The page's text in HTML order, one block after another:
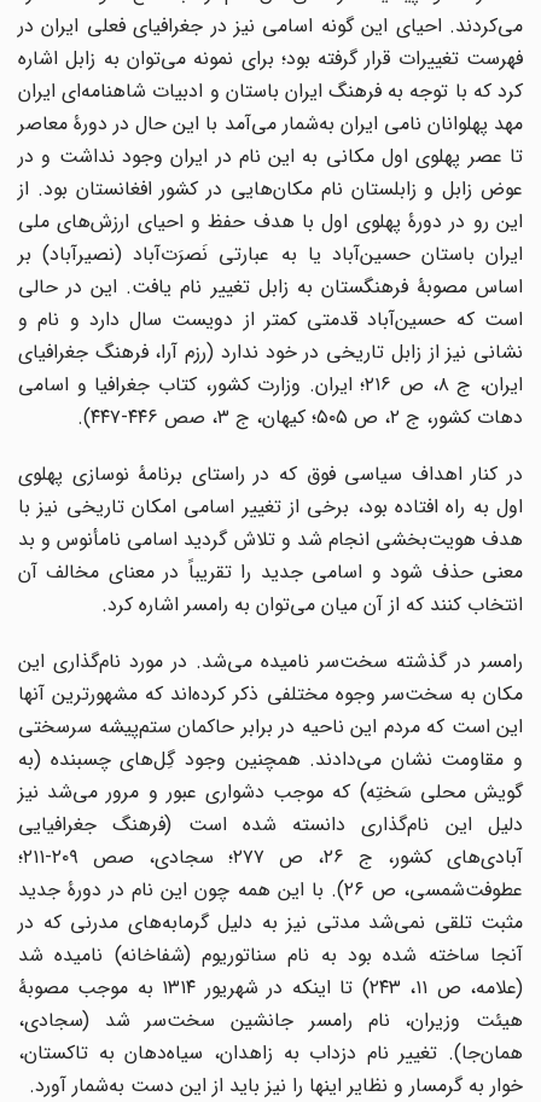
می‌کردند. احیای این گونه اسامی نیز در جغرافیای فعلی ایران در
فهرست تغییرات قرار گرفته بود؛ برای نمونه می‌توان به زابل اشاره
کرد که با توجه به فرهنگ ایران باستان و ادبیات شاهنامه‌ای ایران
مهد پهلوانان نامی ایران به‌شمار می‌آمد با این حال در دورۀ معاصر
تا عصر پهلوی اول مکانی به این نام در ایران وجود نداشت و در
عوض زابل و زابلستان نام مکان‌هایی در کشور افغانستان بود. از
این رو در دورۀ پهلوی اول با هدف حفظ و احیای ارزش‌های ملی
ایران باستان حسین‌آباد یا به عبارتی نَصرَت‌آباد (نصیرآباد) بر
اساس مصوبۀ فرهنگستان به زابل تغییر نام یافت. این در حالی
است که حسین‌آباد قدمتی کمتر از دویست سال دارد و نام و
نشانی نیز از زابل تاریخی در خود ندارد (رزم آرا، فرهنگ جغرافیای
ایران، ج ۸، ص ۲۱۶؛ ایران. وزارت کشور، کتاب جغرافیا و اسامی
دهات کشور، ج ۲، ص ۵۰۵؛ کیهان، ج ۳، صص ۴۴۶-۴۴۷).
در کنار اهداف سیاسی فوق که در راستای برنامۀ نوسازی پهلوی
اول به راه افتاده بود، برخی از تغییر اسامی امکان تاریخی نیز با
هدف هویت‌بخشی انجام شد و تلاش گردید اسامی نامأنوس و بد
معنی حذف شود و اسامی جدید را تقریباً در معنای مخالف آن
انتخاب کنند که از آن میان می‌توان به رامسر اشاره کرد.
رامسر در گذشته سخت‌سر نامیده می‌شد. در مورد نام‌گذاری این
مکان به سخت‌سر وجوه مختلفی ذکر کرده‌اند که مشهورترین آنها
این است که مردم این ناحیه در برابر حاکمان ستم‌پیشه سرسختی
و مقاومت نشان می‌دادند. همچنین وجود گِل‌های چسبنده (به
گویش محلی سَختِه) که موجب دشواری عبور و مرور می‌شد نیز
دلیل این نام‌گذاری دانسته ‌شده است (فرهنگ جغرافیایی
آبادی‌های کشور، ج ۲۶، ص ۲۷۷؛ سجادی، صص ۲۰۹-۲۱۱؛
عطوفت‌شمسی، ص ۲۶). با این همه چون این نام در دورۀ جدید
مثبت تلقی نمی‌شد مدتی نیز به دلیل ‌گرمابه‌‌های مدرنی که در
آنجا ساخته ‌شده‌ بود به نام سناتوریوم (شفاخانه) نامیده شد
(علامه، ص ۱۱، ۲۴۳) تا اینکه در شهریور ۱۳۱۴ به موجب مصوبۀ
هیئت وزیران، نام رامسر جانشین سخت‌سر شد (سجادی،
همان‌جا). تغییر نام دزداب به زاهدان، سیاه‌دهان به تاکستان،
خوار به گرمسار و نظایر اینها را نیز باید از این دست به‌شمار آورد.